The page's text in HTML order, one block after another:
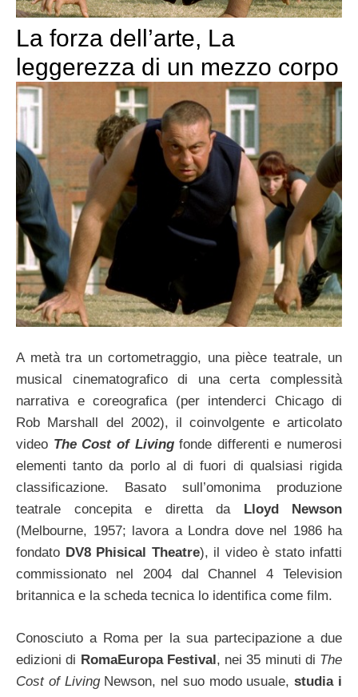
La forza dell’arte, La
leggerezza di un mezzo corpo
A metà tra un cortometraggio, una pièce teatrale, un
musical cinematografico di una certa complessità
narrativa e coreografica (per intenderci Chicago di
Rob Marshall del 2002), il coinvolgente e articolato
video The Cost of Livingfonde differenti e numerosi
elementi tanto da porlo al di fuori di qualsiasi rigida
classificazione. Basato sull’omonima produzione
teatrale concepita e diretta da
Lloyd Newson
(Melbourne, 1957; lavora a Londra dove nel 1986 ha
fondato DV8 Phisical Theatre), il video è stato infatti
commissionato nel 2004 dal Channel 4 Television
britannica e la scheda tecnica lo identifica come film.
Conosciuto a Roma per la sua partecipazione a due
edizioni di RomaEuropa Festival, nei 35 minuti di The
Cost of LivingNewson, nel suo modo usuale,studia i